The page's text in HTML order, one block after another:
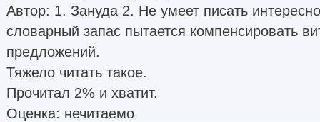
Автор: 1. Зануда 2. Не умеет писать
словарный запас пытается компенсировать
предложений.
Тяжело читать такое.
Прочитал 2% и хватит.
Оценка: нечитаемо